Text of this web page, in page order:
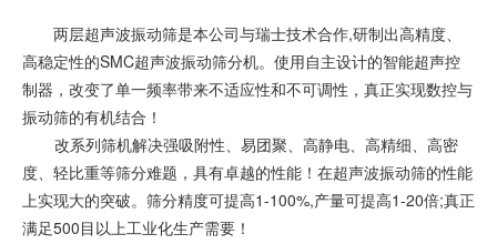
两层超声波振动筛是本公司与瑞士技术合作,研制出高精度、
高稳定性的SMC超声波振动筛分机。使用自主设计的智能超声控
制器，改变了单一频率带来不适应性和不可调性，真正实现数控与
振动筛的有机结合！
改系列筛机解决强吸附性、易团聚、高静电、高精细、高密
度、轻比重等筛分难题，具有卓越的性能！在超声波振动筛的性能
上实现大的突破。筛分精度可提高1-100%,产量可提高1-20倍;真正
满足500目以上工业化生产需要！